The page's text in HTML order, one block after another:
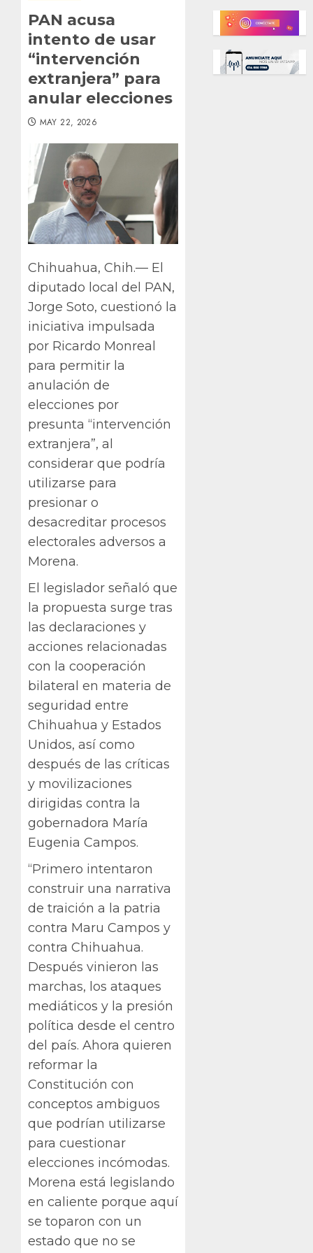
PAN acusa
intento de usar
“intervención
extranjera” para
anular elecciones
MAY 22, 2026
Chihuahua, Chih.— El
diputado local del PAN,
Jorge Soto, cuestionó la
iniciativa impulsada
por Ricardo Monreal
para permitir la
anulación de
elecciones por
presunta “intervención
extranjera”, al
considerar que podría
utilizarse para
presionar o
desacreditar procesos
electorales adversos a
Morena.
El legislador señaló que
la propuesta surge tras
las declaraciones y
acciones relacionadas
con la cooperación
bilateral en materia de
seguridad entre
Chihuahua y Estados
Unidos, así como
después de las críticas
y movilizaciones
dirigidas contra la
gobernadora María
Eugenia Campos.
“Primero intentaron
construir una narrativa
de traición a la patria
contra Maru Campos y
contra Chihuahua.
Después vinieron las
marchas, los ataques
mediáticos y la presión
política desde el centro
del país. Ahora quieren
reformar la
Constitución con
conceptos ambiguos
que podrían utilizarse
para cuestionar
elecciones incómodas.
Morena está legislando
en caliente porque aquí
se toparon con un
estado que no se